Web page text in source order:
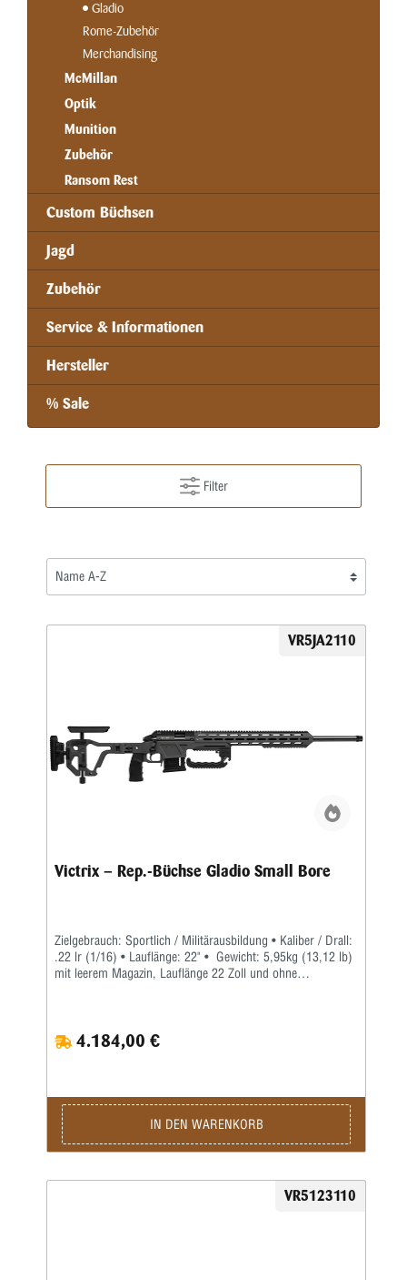
Gladio
Rome-Zubehör
Merchandising
McMillan
Optik
Munition
Zubehör
Ransom Rest
Custom Büchsen
Jagd
Zubehör
Service & Informationen
Hersteller
% Sale
Filter
VR5JA2110
Victrix – Rep.-Büchse Gladio Small Bore
Zielgebrauch: Sportlich / Militärausbildung • Kaliber / Drall:
.22 lr (1/16) • Lauflänge: 22" • Gewicht: 5,95kg (13,12 lb)
mit leerem Magazin, Lauflänge 22 Zoll und ohne
Basisgewehr: Lothar Walther Hammergeschmiedeter
gezogener Lauf aus Spezialstahl – Hinterschaft mit
Positionierungseinstellung und Feineinstellung und einem
isolierten Backenstück – 10-Schuss-Magazin mit
Einzelzufuhr und Einzelstapel – Wendbares Faltsystem mit
EVO-Knöpfen – Achteckiger elliptischer Vorderschaft mit M-
Oberschiene und einer integrierten Monoblock-Schiene zur
Montage eines Zweibeins gemäß STANAG 4694/Mil std
4.184,00 €
IN DEN WARENKORB
VR5123110